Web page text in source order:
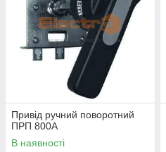
Привід ручний поворотний
ПРП 800А
В наявності